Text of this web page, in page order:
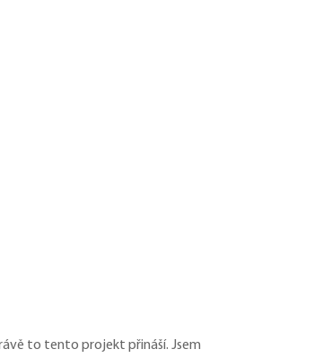
to tento projekt přináší. Jsem